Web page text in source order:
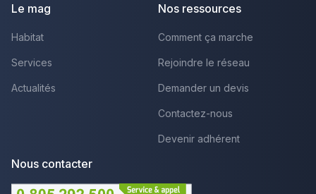
Le mag
Habitat
Services
Actualités
Nos ressources
Comment ça marche
Rejoindre le réseau
Demander un devis
Contactez-nous
Devenir adhérent
Nous contacter